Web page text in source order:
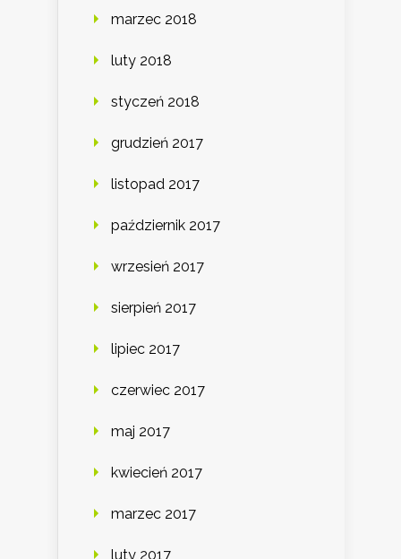
marzec 2018
luty 2018
styczeń 2018
grudzień 2017
listopad 2017
październik 2017
wrzesień 2017
sierpień 2017
lipiec 2017
czerwiec 2017
maj 2017
kwiecień 2017
marzec 2017
luty 2017